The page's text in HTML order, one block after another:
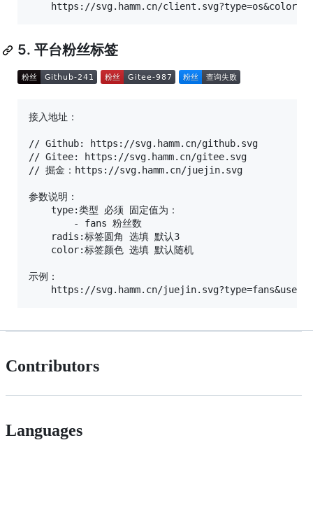
5. 平台粉丝标签
接入地址：
// Github: https://svg.hamm.cn/github.svg
// Gitee: https://svg.hamm.cn/gitee.svg
// 掘金：https://svg.hamm.cn/juejin.svg
参数说明：
    type:类型 必须 固定值为：
        - fans 粉丝数
    radis:标签圆角 选填 默认3
    color:标签颜色 选填 默认随机
示例：
Contributors
Languages